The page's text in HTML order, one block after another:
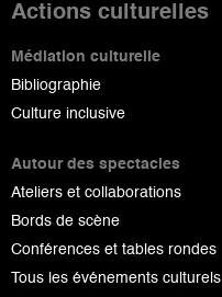
Actions culturelles
Médiation culturelle
Bibliographie
Culture inclusive
Autour des spectacles
Ateliers et collaborations
Bords de scène
Conférences et tables rondes
Tous les événements culturels